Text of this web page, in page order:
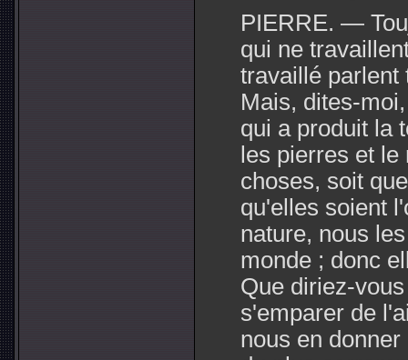
PIERRE. —
qui ne
travaillé parlent
Mais, dites-
qui a produit la
les pierres et
choses, soit
qu'elles soient
nature, nous
monde ; donc
Que diriez-
s'emparer de
nous en